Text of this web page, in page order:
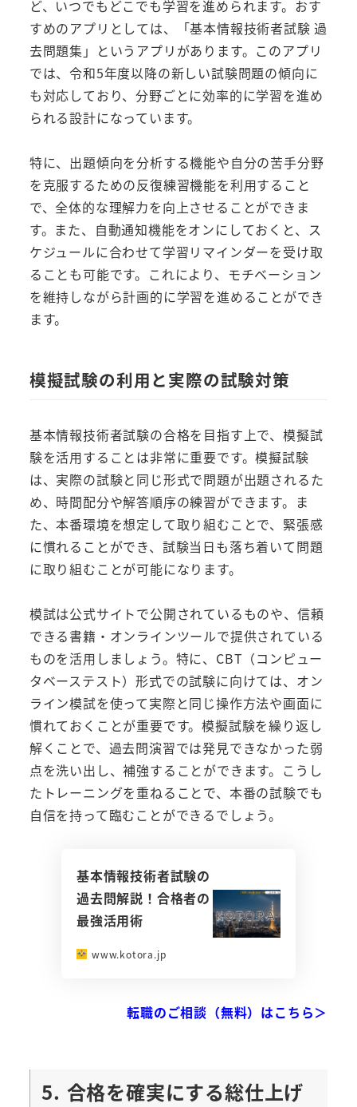
ど、いつでもどこでも学習を進められます。おす
すめのアプリとしては、「基本情報技術者試験 過
去問題集」というアプリがあります。このアプリ
では、令和5年度以降の新しい試験問題の傾向に
も対応しており、分野ごとに効率的に学習を進め
られる設計になっています。
特に、出題傾向を分析する機能や自分の苦手分野
を克服するための反復練習機能を利用すること
で、全体的な理解力を向上させることができま
す。また、自動通知機能をオンにしておくと、ス
ケジュールに合わせて学習リマインダーを受け取
ることも可能です。これにより、モチベーション
を維持しながら計画的に学習を進めることができ
ます。
模擬試験の利用と実際の試験対策
基本情報技術者試験の合格を目指す上で、模擬試
験を活用することは非常に重要です。模擬試験
は、実際の試験と同じ形式で問題が出題されるた
め、時間配分や解答順序の練習ができます。ま
た、本番環境を想定して取り組むことで、緊張感
に慣れることができ、試験当日も落ち着いて問題
に取り組むことが可能になります。
模試は公式サイトで公開されているものや、信頼
できる書籍・オンラインツールで提供されている
ものを活用しましょう。特に、CBT（コンピュー
タベーステスト）形式での試験に向けては、オン
ライン模試を使って実際と同じ操作方法や画面に
慣れておくことが重要です。模擬試験を繰り返し
解くことで、過去問演習では発見できなかった弱
点を洗い出し、補強することができます。こうし
たトレーニングを重ねることで、本番の試験でも
自信を持って臨むことができるでしょう。
基本情報技術者試験の
過去問解説！合格者の
最強活用術
www.kotora.jp
転職のご相談（無料）はこちら＞
5. 合格を確実にする総仕上げ